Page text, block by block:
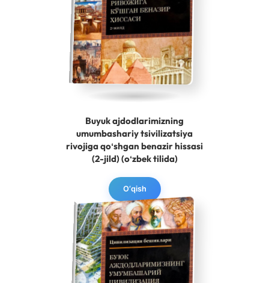
Buyuk ajdodlarimizning
umumbashariy tsivilizatsiya
rivojiga qoʻshgan benazir hissasi
(2-jild) (oʻzbek tilida)
O‘qish